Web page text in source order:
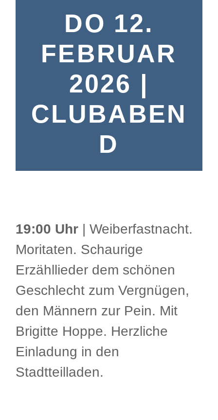
DO 12.
FEBRUAR
2026 |
CLUBABEN
D
19:00 Uhr | Weiberfastnacht.
Moritaten. Schaurige
Erzähllieder dem schönen
Geschlecht zum Vergnügen,
den Männern zur Pein. Mit
Brigitte Hoppe. Herzliche
Einladung in den
Stadtteilladen.